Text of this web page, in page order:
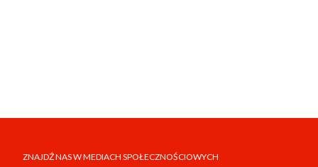
ZNAJDŹ NAS W MEDIACH SPOŁECZNOŚCIOWYCH